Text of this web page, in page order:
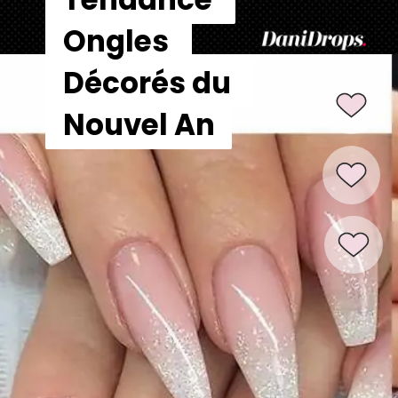
Ongles
Décorés du
Nouvel An
Ongles
Décorés du
Nouvel An